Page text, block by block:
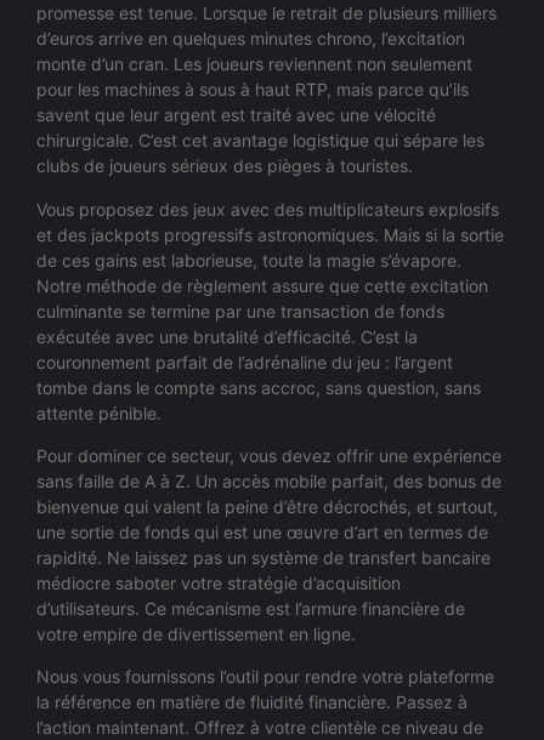
promesse est tenue. Lorsque le retrait de plusieurs milliers
d’euros arrive en quelques minutes chrono, l’excitation
monte d’un cran. Les joueurs reviennent non seulement
pour les machines à sous à haut RTP, mais parce qu’ils
savent que leur argent est traité avec une vélocité
chirurgicale. C’est cet avantage logistique qui sépare les
clubs de joueurs sérieux des pièges à touristes.
Vous proposez des jeux avec des multiplicateurs explosifs
et des jackpots progressifs astronomiques. Mais si la sortie
de ces gains est laborieuse, toute la magie s’évapore.
Notre méthode de règlement assure que cette excitation
culminante se termine par une transaction de fonds
exécutée avec une brutalité d’efficacité. C’est la
couronnement parfait de l’adrénaline du jeu : l’argent
tombe dans le compte sans accroc, sans question, sans
attente pénible.
Pour dominer ce secteur, vous devez offrir une expérience
sans faille de A à Z. Un accès mobile parfait, des bonus de
bienvenue qui valent la peine d’être décrochés, et surtout,
une sortie de fonds qui est une œuvre d’art en termes de
rapidité. Ne laissez pas un système de transfert bancaire
médiocre saboter votre stratégie d’acquisition
d’utilisateurs. Ce mécanisme est l’armure financière de
votre empire de divertissement en ligne.
Nous vous fournissons l’outil pour rendre votre plateforme
la référence en matière de fluidité financière. Passez à
l’action maintenant. Offrez à votre clientèle ce niveau de